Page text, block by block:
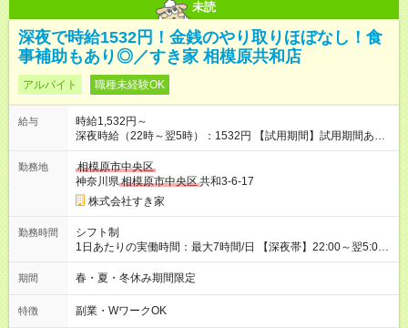
未読
深夜で時給1532円！金銭のやり取りほぼなし！食
事補助もあり◎／すき家 相模原共和店
アルバイト 職種未経験OK
給与
時給1,532円～
深夜時給（22時～翌5時）：1532円 【試用期間】試用期間あり
試用期間の長さ：1ヶ月 雇用形態、給与は本採用時と同じです。
試用期間の実態は30日（※条件変更なし）ですが、切り上げで
一ヶ月とさせていただきます。 研修制度あり：15時間(研修中も
同時給）
勤務地
相模原市中央区
神奈川県相模原市中央区共和3-6-17
株式会社すき家
勤務時間
シフト制
1日あたりの実働時間：最大7時間/日 【深夜帯】22:00～翌5:00
週2日～・1日2h～OK◎ ※22:00から翌5:00までは18歳以上の方
のみ勤務可能です（18歳未満の深夜業務禁止のため） ★深夜で
す。 必ず、2名以上での勤務を行いますので、安心して働けま
す。
期間 春・夏・冬休み期間限定
特徴 副業・WワークOK